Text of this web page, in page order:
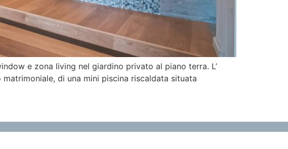
e zona living nel giardino privato al piano terra. L’
di una mini piscina riscaldata situata